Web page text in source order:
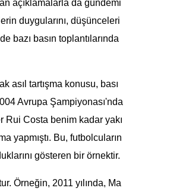
açıklamalarla da gündemi
duygularını, düşünceleri
bazı basın toplantılarında
asıl tartışma konusu, bası
Avrupa Şampiyonası'nda
Rui Costa benim kadar yakı
yapmıştı. Bu, futbolcuların
gösteren bir örnektir.
Örneğin, 2011 yılında, Ma